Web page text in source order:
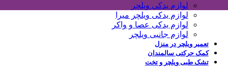
لوازم یدکی ویلچر
لوازم یدکی ویلچر میرا
لوازم یدکی عصا و واکر
لوازم جانبی ویلچر
تعمیر ویلچر در منزل
کمک حرکتی سالمندان
تشک طبی ویلچر و تخت